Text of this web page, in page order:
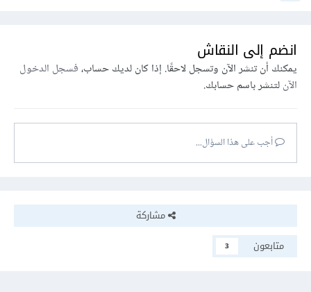
انضم إلى النقاش
يمكنك أن تنشر الآن وتسجل لاحقًا. إذا كان لديك حساب،فسجل الدخول
الآنلتنشر باسم حسابك.
أجب على هذا السؤال...
مشاركة
متابعون
3